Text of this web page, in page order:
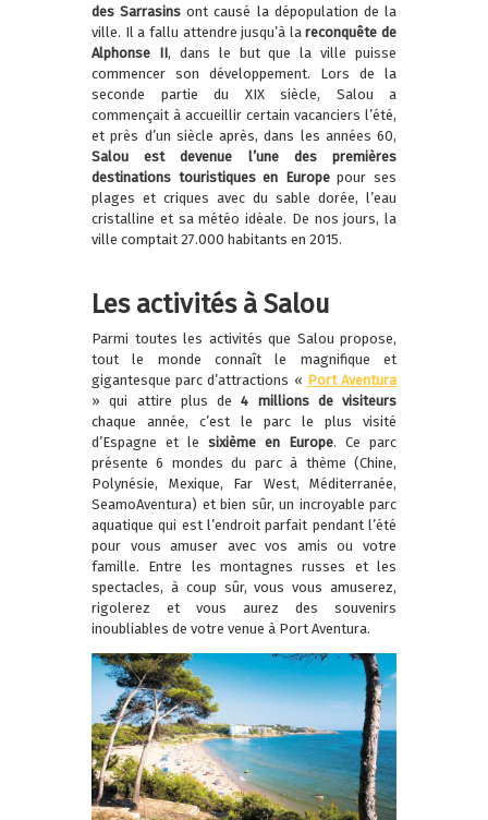
des Sarrasins ont causé la dépopulation de la
ville. Il a fallu attendre jusqu’à lareconquête de
Alphonse II, dans le but que la ville puisse
commencer son développement. Lors de la
seconde partie du XIX siècle, Salou a
commençait à accueillir certain vacanciers l’été,
et près d’un siècle après, dans les années 60,
Salou est devenue l’une des premières
destinations touristiques en Europepour ses
plages et criques avec du sable dorée, l’eau
cristalline et sa météo idéale. De nos jours, la
ville comptait 27.000 habitants en 2015.
Les activités à Salou
Parmi toutes les activités que Salou propose,
tout le monde connaît le magnifique et
gigantesque parc d’attractions « Port Aventura
» qui attire plus de4 millions de visiteurs
chaque année, c’est le parc le plus visité
d’Espagne et le sixième en Europe. Ce parc
présente 6 mondes du parc à thème (Chine,
Polynésie, Mexique, Far West, Méditerranée,
SeamoAventura) et bien sûr, un incroyable parc
aquatique qui est l’endroit parfait pendant l’été
pour vous amuser avec vos amis ou votre
famille. Entre les montagnes russes et les
spectacles, à coup sûr, vous vous amuserez,
rigolerez et vous aurez des souvenirs
inoubliables de votre venue à Port Aventura.